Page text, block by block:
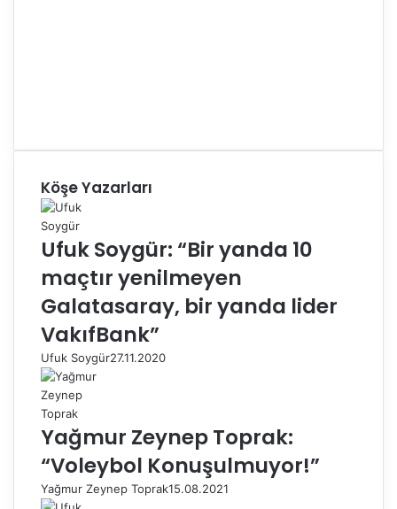
Köşe Yazarları
Ufuk Soygür: “Bir yanda 10
maçtır yenilmeyen
Galatasaray, bir yanda lider
VakıfBank”
Ufuk Soygür27.11.2020
Yağmur Zeynep Toprak:
“Voleybol Konuşulmuyor!”
Yağmur Zeynep Toprak15.08.2021